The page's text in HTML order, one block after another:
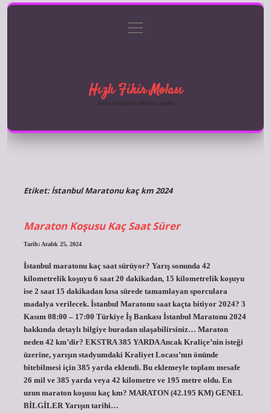
Gizlilik Politikası
menüyü
aç
Hızlı Fikir Molası
Anlık bilgilerle zihnini tazele!
Etiket:İstanbul Maratonu kaç km 2024
Maraton Koşusu Kaç Saat Sürer
Tarih: Aralık 25, 2024
İstanbul maratonu kaç saat sürüyor? Yarış sonunda 42
kilometrelik koşuyu 6 saat 20 dakikadan, 15 kilometrelik koşuyu
ise 2 saat 15 dakikadan kısa sürede tamamlayan sporculara
madalya verilecek. İstanbul Maratonu saat kaçta bitiyor 2024? 3
Kasım 08:00 – 17:00 Türkiye İş Bankası İstanbul Maratonu 2024
hakkında detaylı bilgiye buradan ulaşabilirsiniz… Maraton
neden 42 km’dir? EKSTRA 385 YARDA Ancak Kraliçe’nin isteği
üzerine, yarışın stadyumdaki Kraliyet Locası’nın önünde
bitebilmesi için 385 yarda eklendi. Bu eklemeyle toplam mesafe
26 mil ve 385 yarda veya 42 kilometre ve 195 metre oldu. En
uzun maraton koşusu kaç km? MARATON (42.195 KM) GENEL
BİLGİLER Yarışın tarihi…